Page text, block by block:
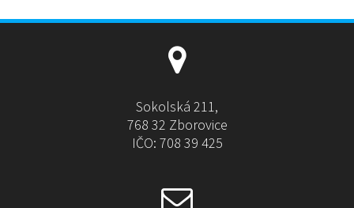
Sokolská 211,
768 32 Zborovice
IČO: 708 39 425